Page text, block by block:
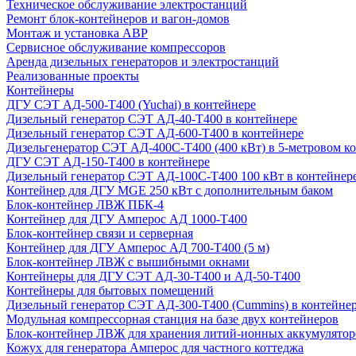
Техническое обслуживание электростанций
Ремонт блок-контейнеров и вагон-домов
Монтаж и установка АВР
Сервисное обслуживание компрессоров
Аренда дизельных генераторов и электростанций
Реализованные проекты
Контейнеры
ДГУ СЭТ АД-500-Т400 (Yuchai) в контейнере
Дизельный генератор СЭТ АД-40-Т400 в контейнере
Дизельный генератор СЭТ АД-600-Т400 в контейнере
Дизельгенератор СЭТ АД-400С-Т400 (400 кВт) в 5-метровом
ДГУ СЭТ АД-150-Т400 в контейнере
Дизельный генератор СЭТ АД-100С-Т400 100 кВт в
Контейнер для ДГУ MGE 250 кВт с дополнительным баком
Блок-контейнер ЛВЖ ПБК-4
Контейнер для ДГУ Амперос АД 1000-Т400
Блок-контейнер связи и серверная
Контейнер для ДГУ Амперос АД 700-Т400 (5 м)
Блок-контейнер ЛВЖ с вышибными окнами
Контейнеры для ДГУ СЭТ АД-30-Т400 и АД-50-Т400
Контейнеры для бытовых помещений
Дизельный генератор СЭТ АД-300-Т400 (Cummins) в
Модульная компрессорная станция на базе двух контейнеров
Блок-контейнер ЛВЖ для хранения литий-ионных
Кожух для генератора Амперос для частного коттеджа